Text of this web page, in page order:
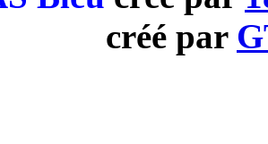
créé par